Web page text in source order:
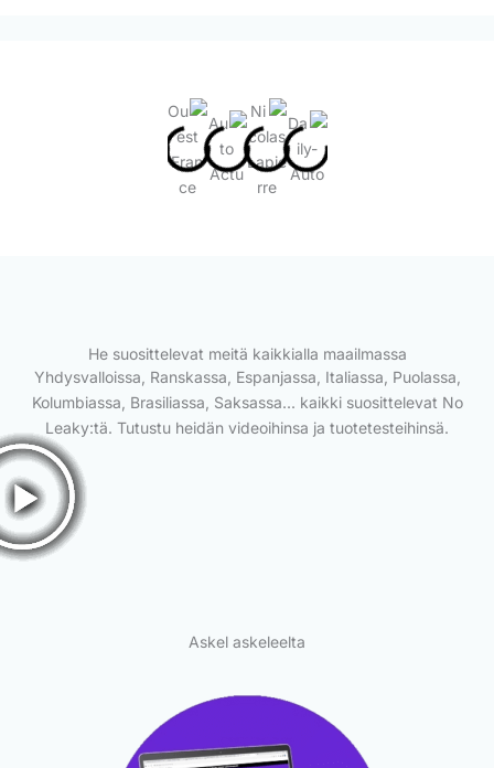
He suosittelevat meitä kaikkialla maailmassa
Yhdysvalloissa, Ranskassa, Espanjassa, Italiassa, Puolassa,
Kolumbiassa, Brasiliassa, Saksassa... kaikki suosittelevat No
Leaky:tä. Tutustu heidän videoihinsa ja tuotetesteihinsä.
Askel askeleelta